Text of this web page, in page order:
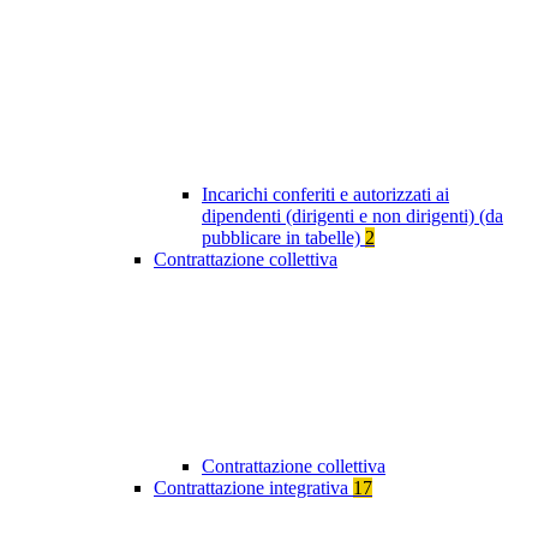
Incarichi conferiti e autorizzati ai
dipendenti (dirigenti e non dirigenti) (da
pubblicare in tabelle) 2
Contrattazione collettiva
Contrattazione collettiva
Contrattazione integrativa 17